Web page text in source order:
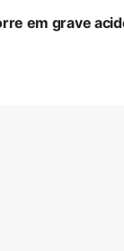
em grave